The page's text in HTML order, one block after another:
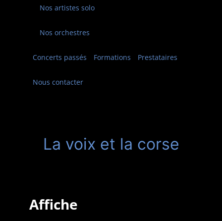
Nos artistes solo
Nos orchestres
Concerts passés Formations Prestataires
Nous contacter
La voix et la corse
Affiche